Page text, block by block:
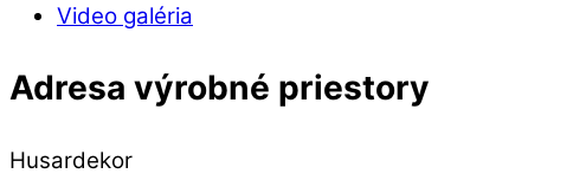
Video galéria
Adresa výrobné priestory
Husardekor